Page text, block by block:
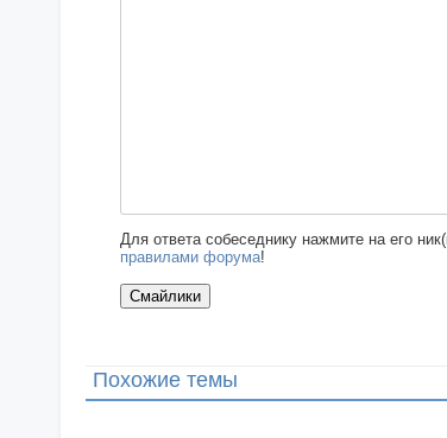
Для ответа собеседнику нажмите на его
правилами форума!
Похожие темы